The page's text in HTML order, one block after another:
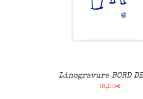
Linogravure BORD DE
18,00€